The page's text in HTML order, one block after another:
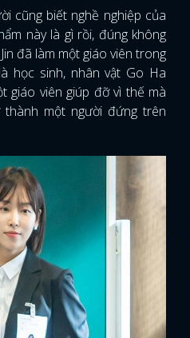
cũng biết nghề nghiệp của
này là gì rồi, đúng không
đã làm một giáo viên trong
học sinh, nhân vật Go Ha
giáo viên giúp đỡ vì thế mà
một người đứng trên